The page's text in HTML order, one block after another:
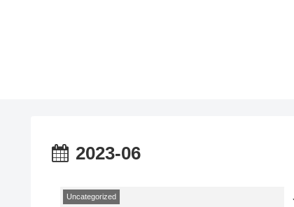
2023-06
Uncategorized